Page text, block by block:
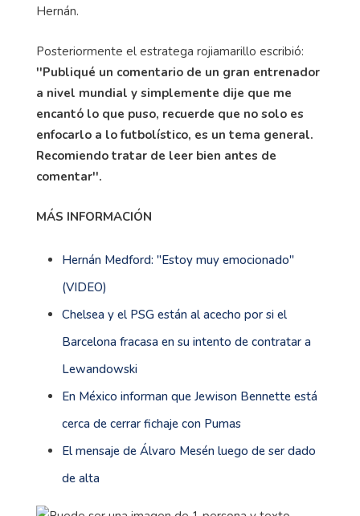
Hernán.
Posteriormente el estratega rojiamarillo escribió:
''Publiqué un comentario de un gran entrenador
a nivel mundial y simplemente dije que me
encantó lo que puso, recuerde que no solo es
enfocarlo a lo futbolístico, es un tema general.
Recomiendo tratar de leer bien antes de
comentar''.
MÁS INFORMACIÓN
Hernán Medford: ''Estoy muy emocionado''
(VIDEO)
Chelsea y el PSG están al acecho por si el
Barcelona fracasa en su intento de contratar a
Lewandowski
En México informan que Jewison Bennette está
cerca de cerrar fichaje con Pumas
El mensaje de Álvaro Mesén luego de ser dado
de alta